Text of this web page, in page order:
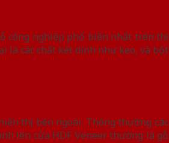
công nghiệp phổ biến nhất trên thị
là các chất kết dính như keo, và bột
thị bên ngoài. Thông thường các
lên cửa HDF Veneer thường là gỗ